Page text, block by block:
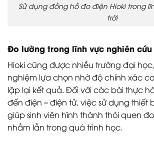
Sử dụng đồng hồ đo điện Hioki trong
trời
Đo lường trong lĩnh vực nghiên
Hioki cũng được nhiều trường đại
nghiệm lựa chọn nhờ độ chính xác
lặp lại kết quả. Đối với các bài thực
đến điện – điện tử, việc sử dụng thiết
giúp sinh viên hình thành thói quen
nhầm lẫn trong quá trình học.